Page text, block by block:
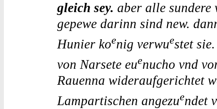
gleich sey. aber alle sundere
gepewe darinn sind new.
Hunier koenig verwuestet
von Narsete euenucho vnd
Rauenna wideraufgerichtet
Lampartischen angezuendet